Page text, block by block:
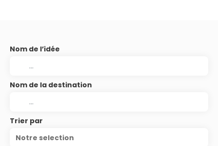
Nom de l’idée
Nom de la destination
Trier par
Notre selection